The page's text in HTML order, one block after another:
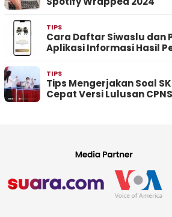
TIPS
Cara Daftar Siwaslu dan
Aplikasi Informasi Hasil
TIPS
Tips Mengerjakan Soal
Cepat Versi Lulusan CPNS